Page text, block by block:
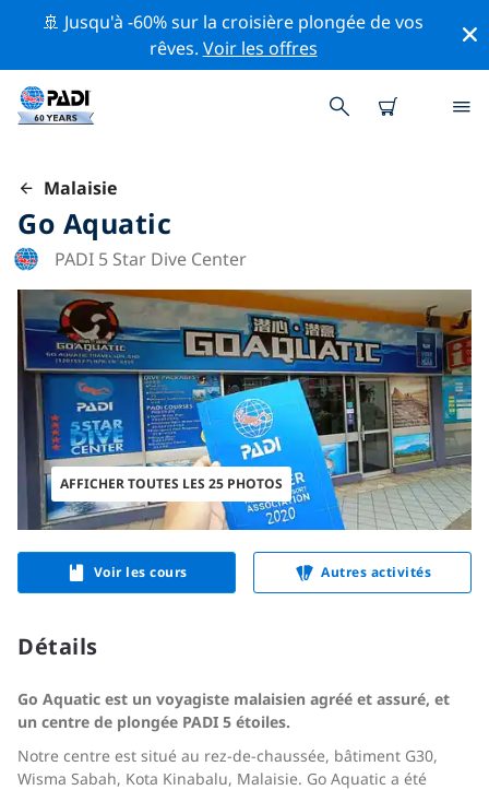
🚢 Jusqu'à -60% sur la croisière plongée de vos
rêves. Voir les offres
Malaisie
Go Aquatic
PADI 5 Star Dive Center
AFFICHER TOUTES LES 25 PHOTOS
Voir les cours Autres activités
Détails
Go Aquatic est un voyagiste malaisien agréé et assuré, et
un centre de plongée PADI 5 étoiles.
Notre centre est situé au rez-de-chaussée, bâtiment G30,
Wisma Sabah, Kota Kinabalu, Malaisie. Go Aquatic a été